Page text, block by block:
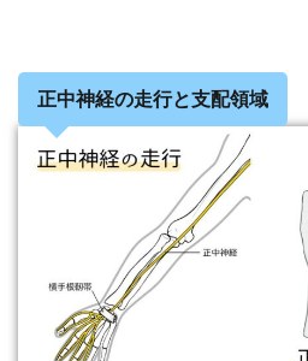
正中神経の走行と支配領域